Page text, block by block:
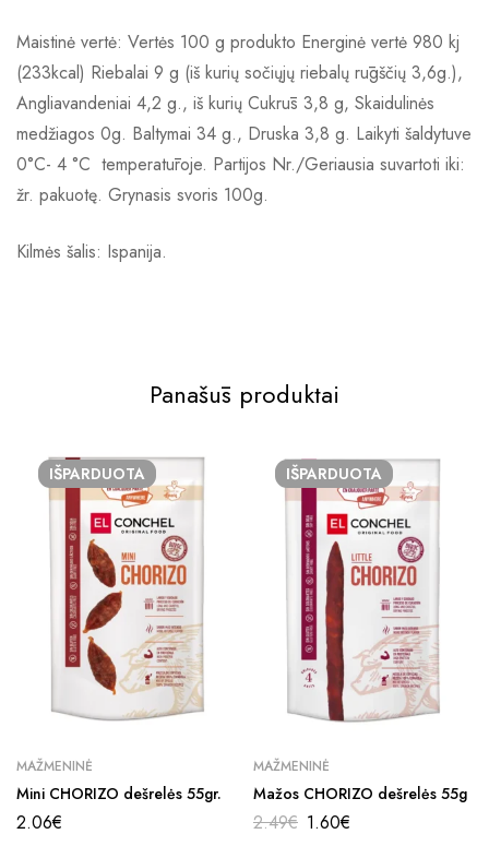
Maistinė vertė: Vertės 100 g produkto Energinė vertė 980 kj
(233kcal) Riebalai 9 g (iš kurių sočiųjų riebalų rūgščių 3,6g.),
Angliavandeniai 4,2 g., iš kurių Cukrūs 3,8 g, Skaidulinės
medžiagos 0g. Baltymai 34 g., Druska 3,8 g. Laikyti šaldytuve
0°C- 4 °C temperatūroje. Partijos Nr./Geriausia suvartoti iki:
žr. pakuotę. Grynasis svoris 100g.
Kilmės šalis: Ispanija.
Panašūs produktai
IŠPARDUOTA
MAŽMENINĖ
Mini CHORIZO dešrelės 55gr.
2.06€
IŠPARDUOTA
MAŽMENINĖ
Mažos CHORIZO dešrelės 55g
2.49€ 1.60€